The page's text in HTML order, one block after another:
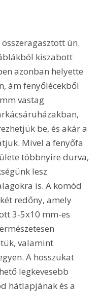
kiszabott
azonban helyette
ám fenyőlécekből
vastag
be, és akár a
Mivel a fenyőfa
többnyire durva,
lesz
is. A komód
redőny, amely
3-5x10 mm-es
valamint
A hosszukat
legkevesebb
hátlapjának és a